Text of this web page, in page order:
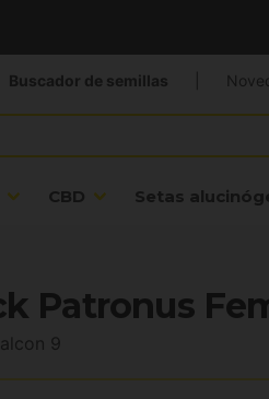
CBD Setas
Buscador de semillas
Patronus
9